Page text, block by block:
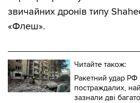
звичайних дронів типу
«Флеш».
Читайте також:
Ракетний удар
постраждалих,
зазнали дві